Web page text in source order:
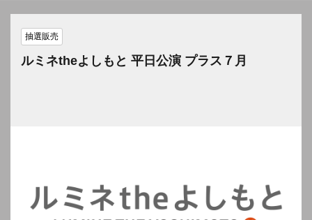
抽選販売
ルミネtheよしもと 平日公演 プラス７月